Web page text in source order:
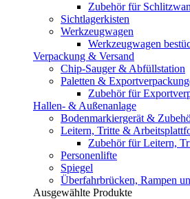
Zubehör für
Sichtlagerkisten
Werkzeugwagen
Werkzeugwagen
Verpackung & Versand
Chip-Sauger & Abfüllstation
Paletten &
Zubehör für
Hallen- & Außenanlage
Bodenmarkiergerät &
Leitern, Tritte &
Zubehör für Leitern,
Personenlifte
Spiegel
Überfahrbrücken, Rampen
Ausgewählte Produkte